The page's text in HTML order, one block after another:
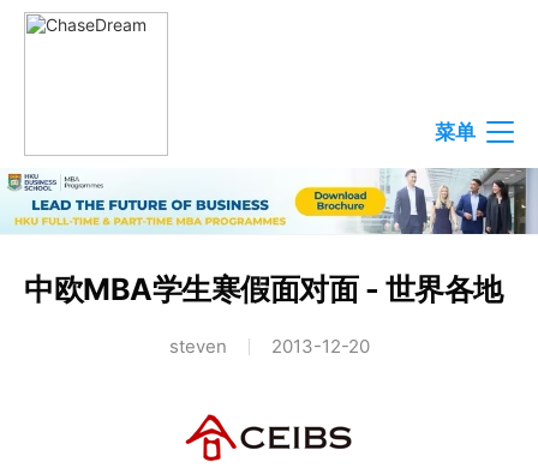
菜单
中欧MBA学生寒假面对面 - 世界各地
steven 2013-12-20